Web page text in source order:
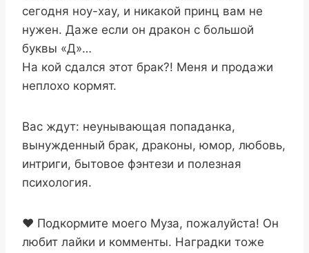
сегодня ноу-хау, и никакой принц вам не
нужен. Даже если он дракон с большой
буквы «Д»…
На кой сдался этот брак?! Меня и продажи
неплохо кормят.
Вас ждут: неунывающая попаданка,
вынужденный брак, драконы, юмор, любовь,
интриги, бытовое фэнтези и полезная
психология.
❤ Подкормите моего Муза, пожалуйста! Он
любит лайки и комменты. Наградки тоже